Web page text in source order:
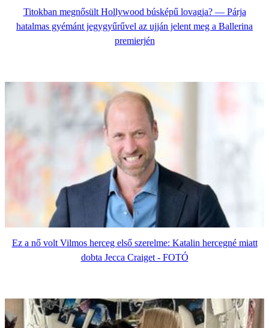
Titokban megnősült Hollywood búsképű lovagja? — Párja
hatalmas gyémánt jegygyűrűvel az ujján jelent meg a Ballerina
premierjén
Ez a nő volt Vilmos herceg első szerelme: Katalin hercegné miatt
dobta Jecca Craiget - FOTÓ